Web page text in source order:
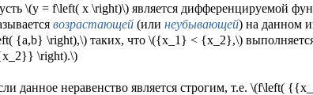
\(y = f\left( x \right)\) является дифференцируемой
возрастающей (или неубывающей) на данном
{a,b} \right),\) таких, что \({x_1} < {x_2},\)
\right).\)
данное неравенство является строгим, т.е. \(f\left(